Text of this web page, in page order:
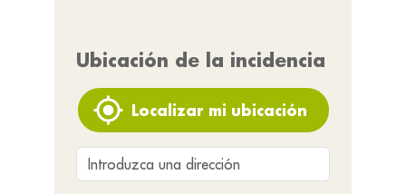
Ubicación de la incidencia
Localizar mi ubicación